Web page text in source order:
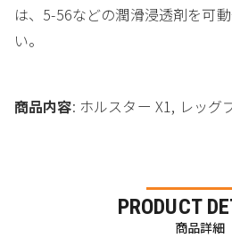
は、5-56などの潤滑浸透剤を可
い。
商品内容: ホルスター X1, レッグ
PRODUCT
商品詳細